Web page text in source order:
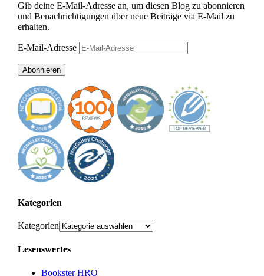
Gib deine E-Mail-Adresse an, um diesen Blog zu abonnieren
und Benachrichtigungen über neue Beiträge via E-Mail zu
erhalten.
E-Mail-Adresse
Abonnieren
Kategorien
Kategorien
Lesenswertes
Bookster HRO